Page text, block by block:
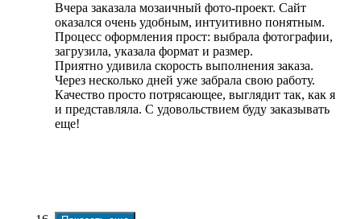
Вчера заказала мозаичный фото-проект. Сайт
оказался очень удобным, интуитивно понятным.
Процесс оформления прост: выбрала фотографии,
загрузила, указала формат и размер.
Приятно удивила скорость выполнения заказа.
Через несколько дней уже забрала свою работу.
Качество просто потрясающее, выглядит так, как я
и представляла. С удовольствием буду заказывать
еще!